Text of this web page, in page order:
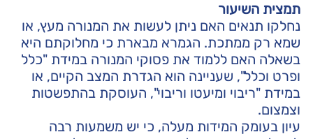
תמצית השיעור
נחלקו תנאים האם ניתן לעשות את המנורה מעץ, או
שמא רק ממתכת. הגמרא מבארת כי מחלוקתם היא
בשאלה האם ללמוד את פסוקי המנורה במידת "כלל
ופרט וכלל", שעניינה הוא הגדרת המצב הקיים, או
במידת "ריבוי ומיעטו וריבוי", העוסקת בהתפשטות
וצמצום.
עיון בעומק המידות מעלה, כי יש משמעות רבה